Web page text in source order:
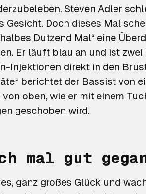
Steven Adler
Gesicht. Doch dieses Mal
Dutzend Mal“ eine
Er läuft blau an und ist
Injektionen direkt in den
berichtet der Bassist von
oben, wie er mit einem
geschoben wird.
mal gut
ganz großes Glück und